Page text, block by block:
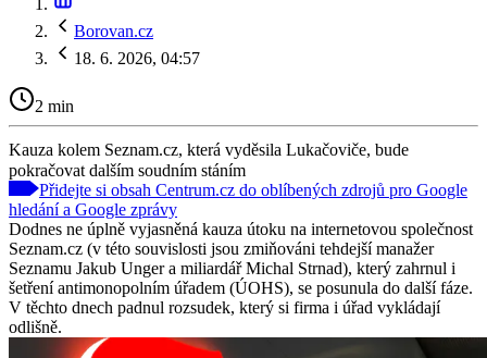
Borovan.cz
18. 6. 2026, 04:57
2 min
Kauza kolem Seznam.cz, která vyděsila Lukačoviče, bude
pokračovat dalším soudním stáním
Přidejte si obsah Centrum.cz do oblíbených zdrojů pro Google
hledání a Google zprávy
Dodnes ne úplně vyjasněná kauza útoku na internetovou společnost
Seznam.cz (v této souvislosti jsou zmiňováni tehdejší manažer
Seznamu Jakub Unger a miliardář Michal Strnad), který zahrnul i
šetření antimonopolním úřadem (ÚOHS), se posunula do další fáze.
V těchto dnech padnul rozsudek, který si firma i úřad vykládají
odlišně.